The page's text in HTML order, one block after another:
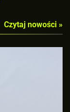
Czytaj nowości »